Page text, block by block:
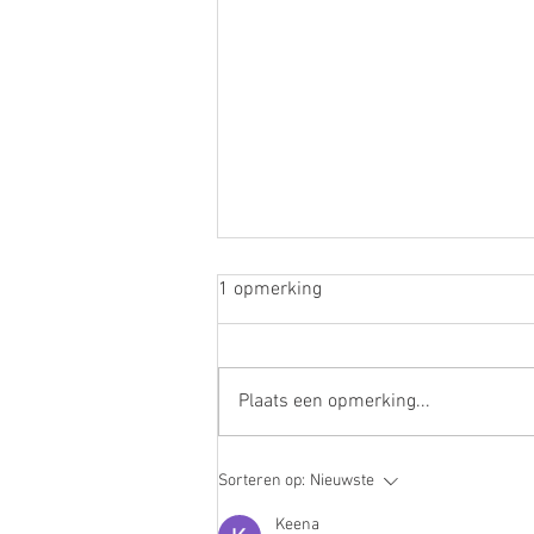
Hoe draagt onze huid bij aan
ons immuunsysteem?
1 opmerking
Plaats een opmerking...
Sorteren op: Nieuwste
Keena